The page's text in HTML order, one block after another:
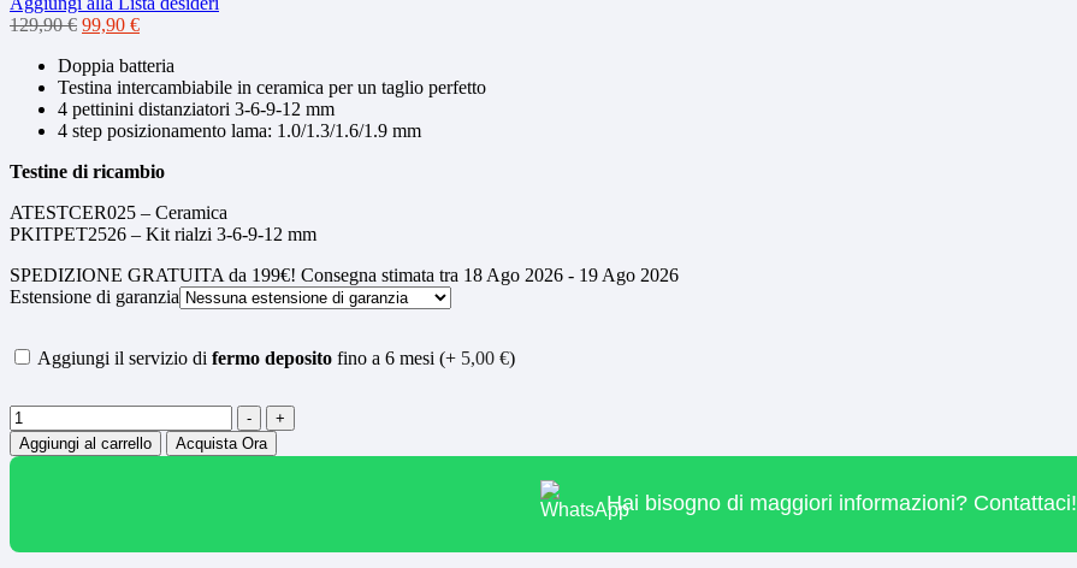
129,90€ Il
originale
era:
129,90 €.
99,90 €Il
attuale
è:
99,90 €.
Doppia batteria
Testina intercambiabile in ceramica per un taglio perfetto
4 pettinini distanziatori 3-6-9-12 mm
4 step posizionamento lama: 1.0/1.3/1.6/1.9 mm
Testine di ricambio
ATESTCER025 – Ceramica
PKITPET2526 – Kit rialzi 3-6-9-12 mm
SPEDIZIONE GRATUITA da 199€! Consegna stimata tra 18 Ago 2026 - 19 Ago 2026
Estensione di garanzia
Aggiungi il servizio di fermo deposito fino a 6 mesi (+ 5,00 €)
Quantità -
+
Aggiungi al carrello
Acquista Ora
Hai bisogno di maggiori informazioni? Contattaci!